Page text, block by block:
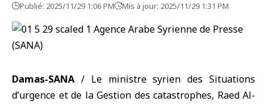
Publié: 2025/11/29 1:06 PM Mis à jour: 2025/11/29 1:31 PM
Damas-SANA / Le ministre syrien des Situations
d’urgence et de la Gestion des catastrophes, Raed Al-